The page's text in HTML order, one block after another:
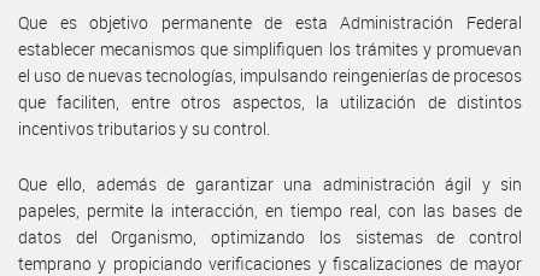
Que es objetivo permanente de esta Administración Federal
establecer mecanismos que simplifiquen los trámites y promuevan
el uso de nuevas tecnologías, impulsando reingenierías de procesos
que faciliten, entre otros aspectos, la utilización de distintos
incentivos tributarios y su control.
Que ello, además de garantizar una administración ágil y sin
papeles, permite la interacción, en tiempo real, con las bases de
datos del Organismo, optimizando los sistemas de control
temprano y propiciando verificaciones y fiscalizaciones de mayor